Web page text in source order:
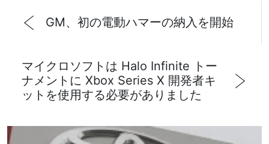
GM、初の電動ハマーの納入を開始
マイクロソフトは Halo Infinite トー
ナメントに Xbox Series X 開発者キ
ットを使用する必要がありました